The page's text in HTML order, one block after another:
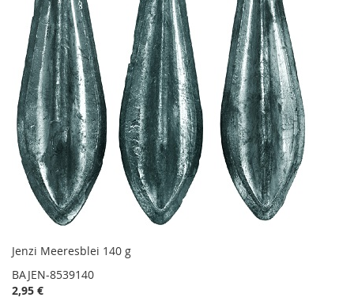
Jenzi Meeresblei 140 g
BAJEN-8539140
2,95 €